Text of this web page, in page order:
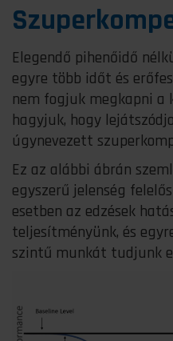
Elegendő pihenőidő
egyre több időt és
nem fogjuk megkapni a
hagyjuk, hogy
úgynevezett
Ez az alábbi ábrán
egyszerű jelenség
esetben az edzések
teljesítményünk, és
szintű munkát tudjunk